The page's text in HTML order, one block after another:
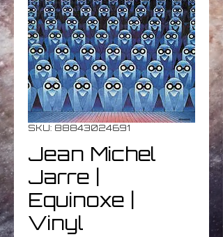
SKU: 88843024691
Jean Michel
Jarre |
Equinoxe |
Vinyl